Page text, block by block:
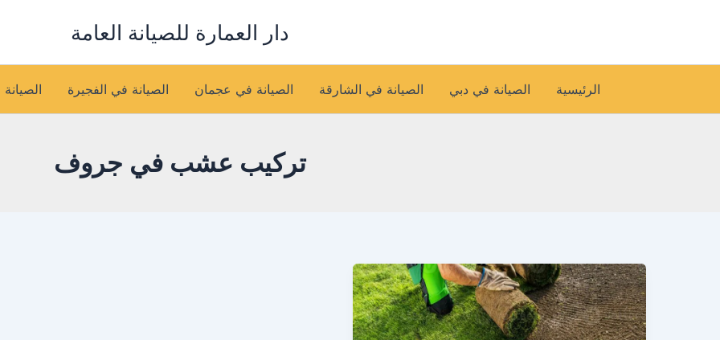
دار العمارة للصيانة العامة
الرئيسية الصيانة في دبي الصيانة في الشارقة الصيانة في عجمان الصيانة في الفجيرة
تركيب عشب في جروف